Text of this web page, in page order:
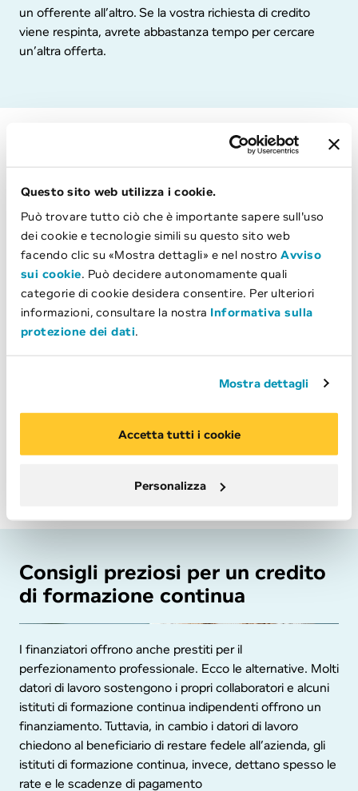
Questo sito web utilizza i cookie.
Può trovare tutto ciò che è importante sapere sull'uso
dei cookie e tecnologie simili su questo sito web
facendo clic su «Mostra dettagli» e nel nostroAvviso
sui cookie. Può decidere autonomamente quali
categorie di cookie desidera consentire. Per ulteriori
informazioni, consultare la nostra Informativa sulla
protezione dei dati.
Mostra dettagli
Accetta tutti i cookie
Personalizza
un offerente all’altro. Se la vostra richiesta di credito
viene respinta, avrete abbastanza tempo per cercare
un’altra offerta.
Come richiedere un credito di
formazione presso bob
Presentate la richiesta di credito comodamente tramite il
modulo online. Successivamente riceverete una
decisione provvisoria sul credito. Se per il vostro corso di
studi sono rimasti solo pochi posti liberi, potete iscrivervi
subito.
Sono necessari anche
copia del documento d’identità
certificazione del piano di studi previsto
dati sulla vostra attuale situazione finanziaria e copie
degli ultimi tre certificati di salario
avrete inviato tutti i documenti necessari.
Consigli preziosi per un credito
di formazione continua
I finanziatori offrono anche prestiti per il
perfezionamento professionale. Ecco le alternative. Molti
datori di lavoro sostengono i propri collaboratori e alcuni
istituti di formazione continua indipendenti offrono un
finanziamento. Tuttavia, in cambio i datori di lavoro
chiedono al beneficiario di restare fedele all’azienda, gli
istituti di formazione continua, invece, dettano spesso le
rate e le scadenze di pagamento